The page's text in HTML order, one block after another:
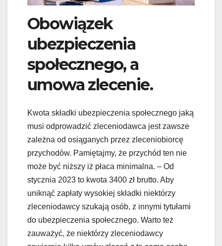
Obowiązek
ubezpieczenia
społecznego, a
umowa zlecenie.
Kwota składki ubezpieczenia społecznego jaką
musi odprowadzić zleceniodawca jest zawsze
zależna od osiąganych przez zleceniobiorcę
przychodów. Pamiętajmy, że przychód ten nie
może być niższy iż płaca minimalna. – Od
stycznia 2023 to kwota 3400 zł brutto. Aby
uniknąć zapłaty wysokiej składki niektórzy
zleceniodawcy szukają osób, z innymi tytułami
do ubezpieczenia społecznego. Warto też
zauważyć, że niektórzy zleceniodawcy